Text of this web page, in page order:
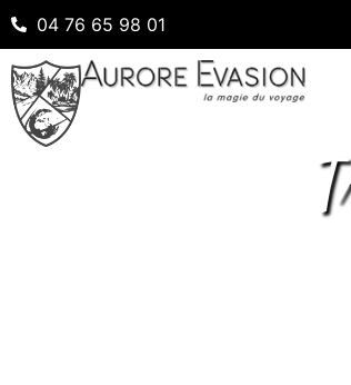
04 76 65 98 01